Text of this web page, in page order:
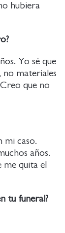
hubiera
Yo sé que
no materiales
que no
mi caso.
años.
me quita el
tu funeral?